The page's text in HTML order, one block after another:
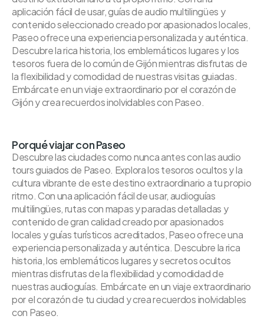
aplicación fácil de usar, guías de audio multilingües y
contenido seleccionado creado por apasionados locales,
Paseo ofrece una experiencia personalizada y auténtica.
Descubre la rica historia, los emblemáticos lugares y los
tesoros fuera de lo común de Gijón mientras disfrutas de
la flexibilidad y comodidad de nuestras visitas guiadas.
Embárcate en un viaje extraordinario por el corazón de
Gijón y crea recuerdos inolvidables con Paseo.
Porqué viajar con Paseo
Descubre las ciudades como nunca antes con las audio
tours guiados de Paseo. Explora los tesoros ocultos y la
cultura vibrante de este destino extraordinario a tu propio
ritmo. Con una aplicación fácil de usar, audioguías
multilingües, rutas con mapas y paradas detalladas y
contenido de gran calidad creado por apasionados
locales y guías turísticos acreditados, Paseo ofrece una
experiencia personalizada y auténtica. Descubre la rica
historia, los emblemáticos lugares y secretos ocultos
mientras disfrutas de la flexibilidad y comodidad de
nuestras audioguías. Embárcate en un viaje extraordinario
por el corazón de tu ciudad y crea recuerdos inolvidables
con Paseo.